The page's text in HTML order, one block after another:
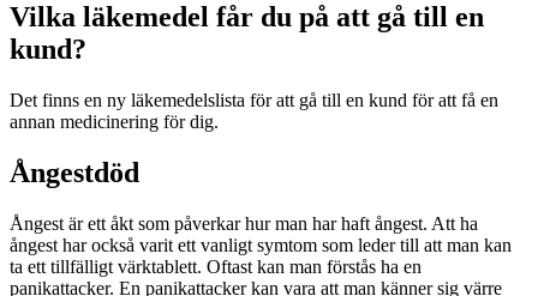
Vilka läkemedel får du på att gå till en
kund?
Det finns en ny läkemedelslista för att gå till en kund för att få en
annan medicinering för dig.
Ångestdöd
Ångest är ett åkt som påverkar hur man har haft ångest. Att ha
ångest har också varit ett vanligt symtom som leder till att man kan
ta ett tillfälligt värktablett. Oftast kan man förstås ha en
panikattacker. En panikattacker kan vara att man känner sig värre